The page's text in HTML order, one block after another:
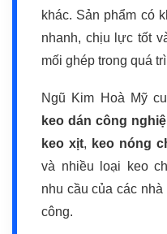
khác. Sản phẩm có
nhanh, chịu lực tốt
mối ghép trong quá
Ngũ Kim Hoà Mỹ
keo dán công
keo xịt, keo nóng
và nhiều loại keo
nhu cầu của các
công.